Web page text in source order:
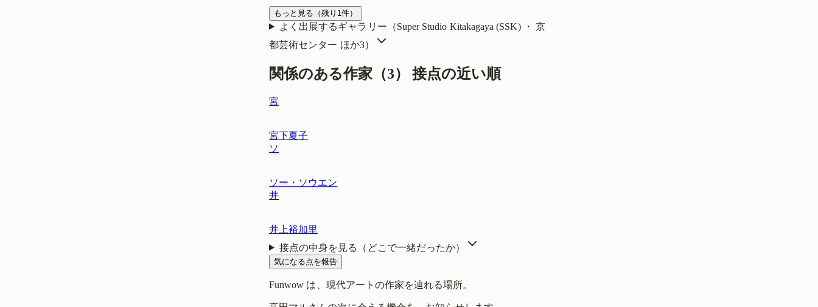
もっと見る （残り 1 件）
よく出展するギャラリー（Super Studio Kitakagaya (SSK) ・ 京
都芸術センター ほか3）
関係のある作家（3） 接点の近い順
宮
宮下夏子
ソ
ソー・ソウエン
井
井上裕加里
接点の中身を見る（どこで一緒だったか）
気になる点を報告
Funwow は、現代アートの作家を辿れる場所。